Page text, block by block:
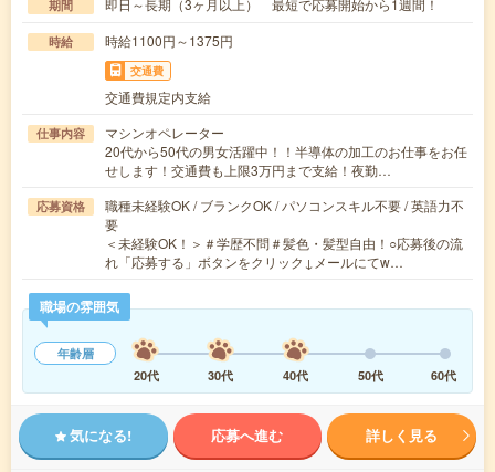
期間 即日～長期（3ヶ月以上） 最短で応募開始から1週間！
時給 時給1100円～1375円
交通費
交通費規定内支給
仕事内容
マシンオペレーター
20代から50代の男女活躍中！！半導体の加工のお仕事をお任
せします！交通費も上限3万円まで支給！夜勤…
応募資格
職種未経験OK / ブランクOK / パソコンスキル不要 / 英語力不
要
＜未経験OK！＞＃学歴不問＃髪色・髪型自由！○応募後の流
れ「応募する」ボタンをクリック↓メールにてw…
職場の雰囲気
年齢層
20代
30代 40代 50代 60代
気になる! 応募へ進む 詳しく見る